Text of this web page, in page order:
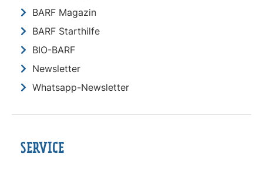
BARF Magazin
BARF Starthilfe
BIO-BARF
Newsletter
Whatsapp-Newsletter
SERVICE